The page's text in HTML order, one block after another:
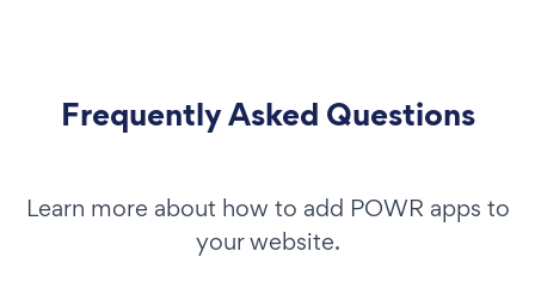
Frequently Asked Questions
Learn more about how to add POWR apps to
your website.